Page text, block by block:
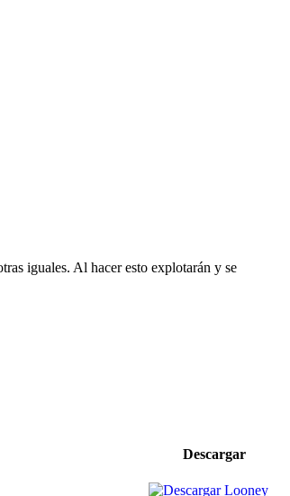
iguales. Al hacer esto explotarán y se
Descargar